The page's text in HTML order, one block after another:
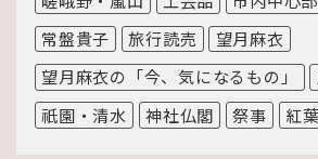
常盤貴子
旅行読売
望月麻衣
望月麻衣の「今、気になるもの」
祇園・清水
神社仏閣 祭事 紅葉